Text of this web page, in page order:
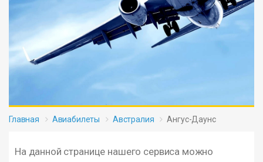
Главная Авиабилеты Австралия Ангус-Даунс
На данной странице нашего сервиса можно